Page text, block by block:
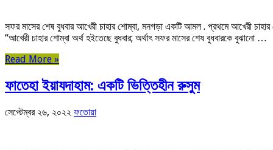
সফর মাসের শেষ বুধবার আখেরী চাহার শোম্বা, মনগড়া একটি আমল . প্রথমে আখেরী
“আখেরী চাহার শোম্বা অর্থ হইতেছে বুধবার; অর্থাৎ সফর মাসের শেষ বুধবারকে বুঝানো …
Read More »
ফাতেহা ইয়াযদাহাম: একটি ভিত্তিহীন রুসুম
সেপ্টেম্বর ২৬, ২০২২ ফতোয়া